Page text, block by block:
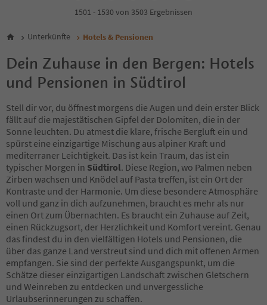
6
8
9
10
12
13
14
15
16
17
18
19
20
21
22
23
24
25
26
27
28
1501 - 1530 von 3503 Ergebnissen
Unterkünfte Hotels & Pensionen
Dein Zuhause in den Bergen: Hotels
und Pensionen in Südtirol
Stell dir vor, du öffnest morgens die Augen und dein erster Blick
fällt auf die majestätischen Gipfel der Dolomiten, die in der
Sonne leuchten. Du atmest die klare, frische Bergluft ein und
spürst eine einzigartige Mischung aus alpiner Kraft und
mediterraner Leichtigkeit. Das ist kein Traum, das ist ein
typischer Morgen in Südtirol. Diese Region, wo Palmen neben
Zirben wachsen und Knödel auf Pasta treffen, ist ein Ort der
Kontraste und der Harmonie. Um diese besondere Atmosphäre
voll und ganz in dich aufzunehmen, braucht es mehr als nur
einen Ort zum Übernachten. Es braucht ein Zuhause auf Zeit,
einen Rückzugsort, der Herzlichkeit und Komfort vereint. Genau
das findest du in den vielfältigen Hotels und Pensionen, die
über das ganze Land verstreut sind und dich mit offenen Armen
empfangen. Sie sind der perfekte Ausgangspunkt, um die
Schätze dieser einzigartigen Landschaft zwischen Gletschern
und Weinreben zu entdecken und unvergessliche
Urlaubserinnerungen zu schaffen.